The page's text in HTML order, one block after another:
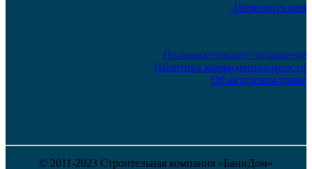
Позвонить нам
Пользовательское соглашение
Политика конфиденциальности
Об авторском праве
© 2011-2023 Строительная компания «БаниДом»